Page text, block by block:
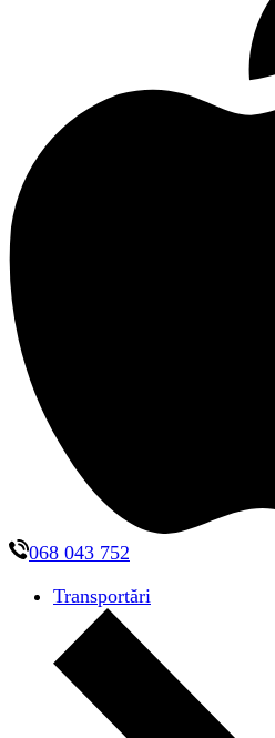
068 043 752
Transportări